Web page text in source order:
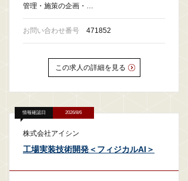
管理・施策の企画・…
お問い合わせ番号 471852
この求人の詳細を見る
情報確認日 2026/8/6
株式会社アイシン
工場実装技術開発＜フィジカルAI＞